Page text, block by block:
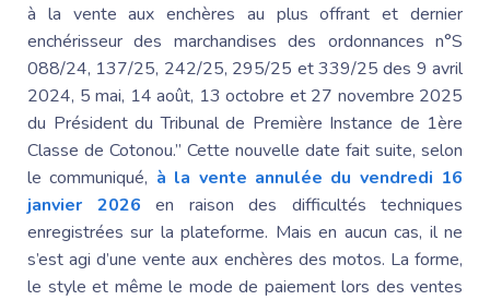
à la vente aux enchères au plus offrant et dernier
enchérisseur des marchandises des ordonnances n°S
088/24, 137/25, 242/25, 295/25 et 339/25 des 9 avril
2024, 5 mai, 14 août, 13 octobre et 27 novembre 2025
du Président du Tribunal de Première Instance de 1ère
Classe de Cotonou.” Cette nouvelle date fait suite, selon
le communiqué, à la vente annulée du vendredi 16
janvier 2026 en raison des difficultés techniques
enregistrées sur la plateforme. Mais en aucun cas, il ne
s’est agi d’une vente aux enchères des motos. La forme,
le style et même le mode de paiement lors des ventes